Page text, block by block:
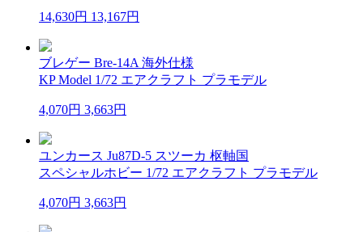
14,630円 13,167円
ブレゲー Bre-14A 海外仕様
KP Model 1/72 エアクラフト プラモデル
4,070円 3,663円
ユンカース Ju87D-5 スツーカ 枢軸国
スペシャルホビー 1/72 エアクラフト プラモデル
4,070円 3,663円